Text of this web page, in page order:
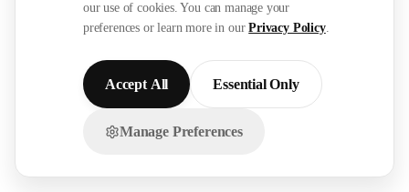
our use of cookies. You can manage your
preferences or learn more in our Privacy Policy.
Accept All Essential Only
Manage Preferences